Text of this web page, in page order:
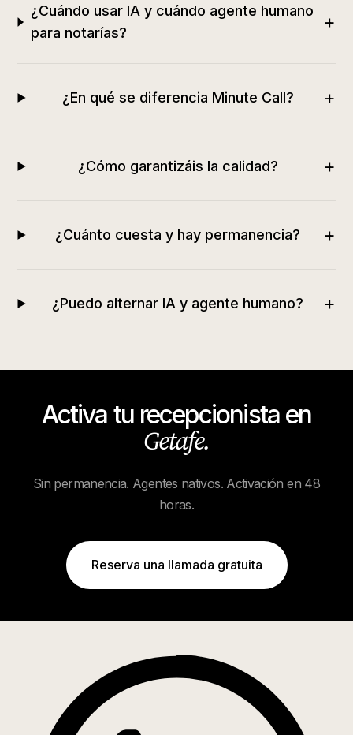
¿Cuándo usar IA y cuándo agente humano
para notarías?
+
¿En qué se diferencia Minute Call? +
¿Cómo garantizáis la calidad? +
¿Cuánto cuesta y hay permanencia? +
¿Puedo alternar IA y agente humano? +
Activa tu recepcionista en
Getafe.
Sin permanencia. Agentes nativos. Activación en 48
horas.
Reserva una llamada gratuita